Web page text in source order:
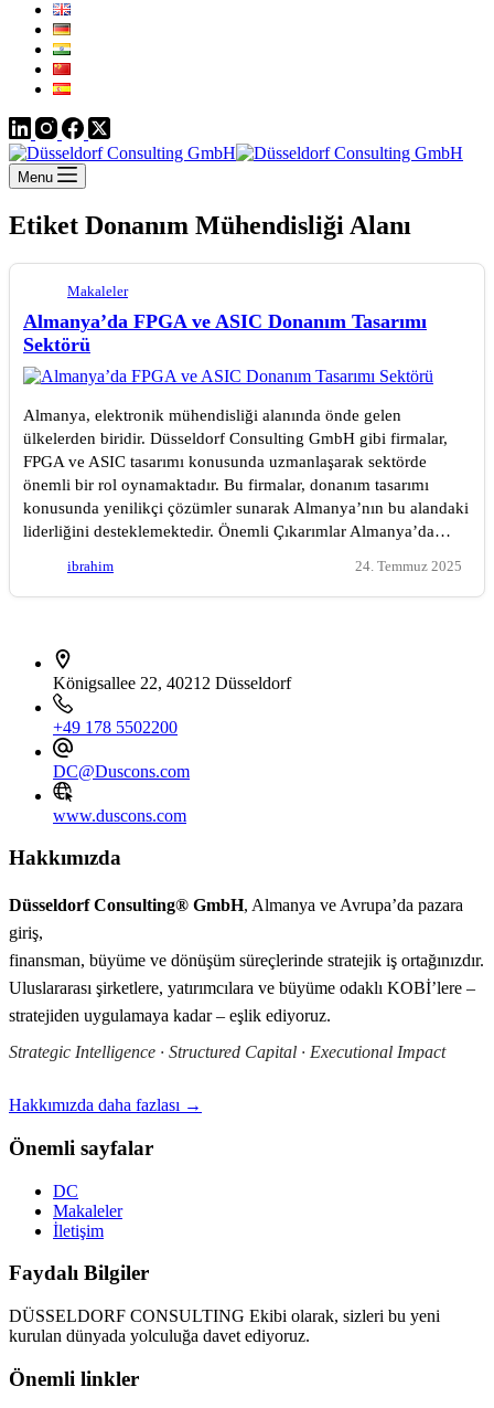
Menu
Etiket Donanım Mühendisliği Alanı
Makaleler
Almanya’da FPGA ve ASIC Donanım Tasarımı
Sektörü
Almanya, elektronik mühendisliği alanında önde gelen
ülkelerden biridir. Düsseldorf Consulting GmbH gibi firmalar,
FPGA ve ASIC tasarımı konusunda uzmanlaşarak sektörde
önemli bir rol oynamaktadır. Bu firmalar, donanım tasarımı
konusunda yenilikçi çözümler sunarak Almanya’nın bu alandaki
liderliğini desteklemektedir. Önemli Çıkarımlar Almanya’da…
ibrahim 24. Temmuz 2025
Königsallee 22, 40212 Düsseldorf
+49 178 5502200
DC@Duscons.com
www.duscons.com
Hakkımızda
Düsseldorf Consulting® GmbH, Almanya ve Avrupa’da pazara
giriş,
finansman, büyüme ve dönüşüm süreçlerinde stratejik iş ortağınızdır.
Uluslararası şirketlere, yatırımcılara ve büyüme odaklı KOBİ’lere –
stratejiden uygulamaya kadar – eşlik ediyoruz.
Strategic Intelligence · Structured Capital · Executional Impact
Hakkımızda daha fazlası →
Önemli sayfalar
DC
Makaleler
İletişim
Faydalı Bilgiler
DÜSSELDORF CONSULTING Ekibi olarak, sizleri bu yeni
kurulan dünyada yolculuğa davet ediyoruz.
Önemli linkler